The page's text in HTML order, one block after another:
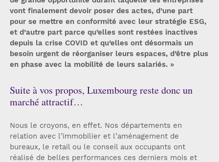
vont finalement devoir poser des actes, d’une part
pour se mettre en conformité avec leur stratégie ESG,
et d’autre part parce qu’elles sont restées inactives
depuis la crise COVID et qu’elles ont désormais un
besoin urgent de réorganiser leurs espaces, d’être plus
en phase avec la mobilité de leurs salariés. »
Suite à vos propos, Luxembourg reste donc un
marché attractif…
Nous le croyons, en effet. Nos départements en
relation avec l’immobilier et l’aménagement de
bureaux, le retail ou le conseil aux occupants ont
réalisé de belles performances ces derniers mois et